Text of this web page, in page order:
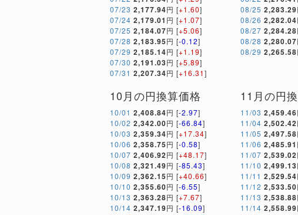
07/23 2,177.94円 [+1.60]
07/24 2,179.01 円 [+1.07]
07/25 2,184.07円 [+5.06]
07/28 2,183.95円 [-0.12]
07/29 2,185.14円 [+1.19]
07/30 2,191.03円 [+5.89]
07/31 2,207.34円 [+16.31]
08/25 2,283.29
08/26 2,282.04
08/27 2,284.28
08/28 2,280.07
08/29 2,265.58
10月の円換算価格
10/01 2,408.84円 [-2.97]
10/02 2,342.00円 [-66.84]
10/03 2,359.34円 [+17.34]
10/06 2,358.75円 [-0.58]
10/07 2,406.92円 [+48.17]
10/08 2,321.49円 [-85.43]
10/09 2,362.15円 [+40.66]
10/10 2,355.60円 [-6.55]
10/13 2,363.28円 [+7.67]
10/14 2,347.19円 [-16.09]
11月の円
11/03 2,459.46
11/04 2,502.42
11/05 2,497.58
11/06 2,485.91
11/07 2,539.02
11/10 2,499.13
11/11 2,529.54
11/12 2,533.50
11/13 2,538.88
11/14 2,558.99